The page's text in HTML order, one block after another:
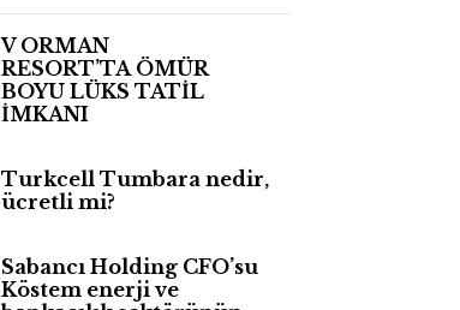
V ORMAN
RESORT’TA ÖMÜR
BOYU LÜKS TATİL
İMKANI
Turkcell Tumbara nedir,
ücretli mi?
Sabancı Holding CFO’su
Köstem enerji ve